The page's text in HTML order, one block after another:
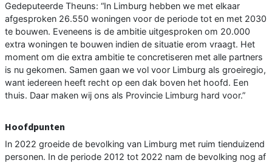
Gedeputeerde Theuns: “In Limburg hebben we met elkaar
afgesproken 26.550 woningen voor de periode tot en met 2030
te bouwen. Eveneens is de ambitie uitgesproken om 20.000
extra woningen te bouwen indien de situatie erom vraagt. Het
moment om die extra ambitie te concretiseren met alle partners
is nu gekomen. Samen gaan we vol voor Limburg als groeiregio,
want iedereen heeft recht op een dak boven het hoofd. Een
thuis. Daar maken wij ons als Provincie Limburg hard voor.”
Hoofdpunten
In 2022 groeide de bevolking van Limburg met ruim tienduizend
personen. In de periode 2012 tot 2022 nam de bevolking nog af